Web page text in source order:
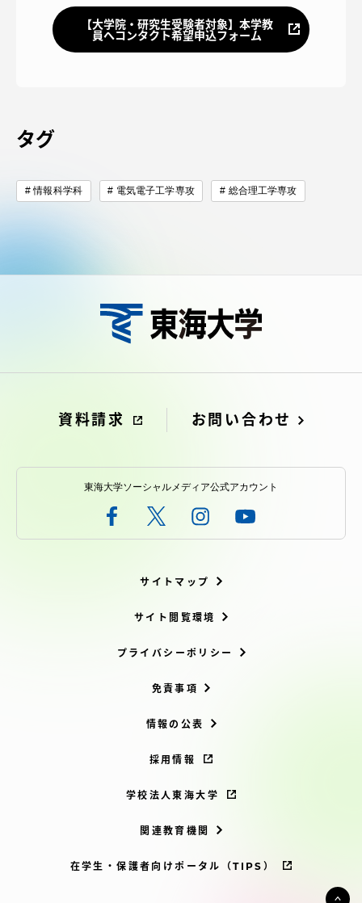
【大学院・研究生受験者対象】本学教
員へコンタクト希望申込フォーム
タグ
情報科学科 電気電子工学専攻 総合理工学専攻
資料請求 お問い合わせ
東海大学ソーシャルメディア公式アカウント
サイトマップ
サイト閲覧環境
プライバシーポリシー
免責事項
情報の公表
採用情報
学校法人東海大学
関連教育機関
在学生・保護者向けポータル（TIPS）